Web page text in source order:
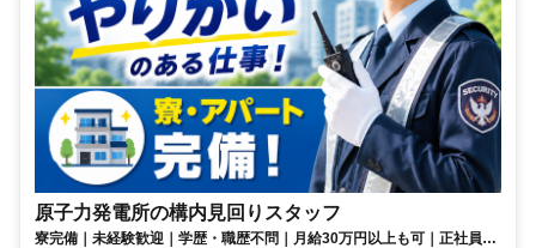
原子力発電所の構内見回りスタッフ
寮完備｜未経験歓迎｜学歴・職歴不問｜月給30万円以上も可｜正社員登